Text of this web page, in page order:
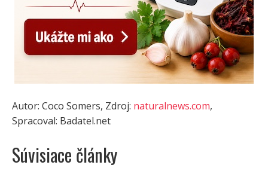
Autor: Coco Somers, Zdroj: naturalnews.com,
Spracoval: Badatel.net
Súvisiace články